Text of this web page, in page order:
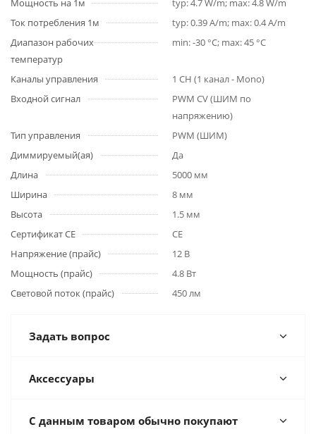
Мощность на 1м
typ: 4.7 W/m; max: 4.8 W/m
Ток потребления 1м
typ: 0.39 A/m; max: 0.4 A/m
Диапазон рабочих
температур
min: -30 °C; max: 45 °C
Каналы управления
1 CH (1 канал - Mono)
Входной сигнал
PWM СV (ШИМ по
напряжению)
Тип управления
PWM (ШИМ)
Диммируемый(ая)
Да
Длина
5000 мм
Ширина
8 мм
Высота
1.5 мм
Сертификат CE
CE
Напряжение (прайс)
12 В
Мощность (прайс)
4.8 Вт
Световой поток (прайс)
450 лм
Задать вопрос
Аксессуары
С данным товаром обычно покупают